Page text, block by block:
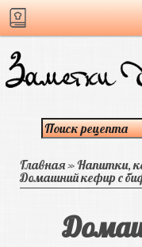
Главная»Напитки,
Домашний кефир с